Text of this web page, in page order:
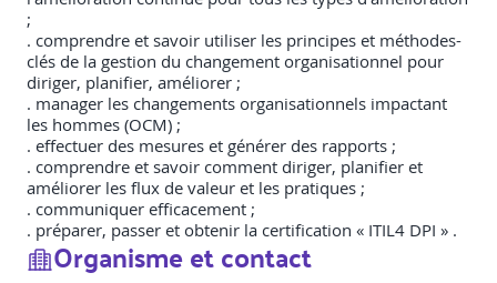
;
. comprendre et savoir utiliser les principes et méthodes-
clés de la gestion du changement organisationnel pour
diriger, planifier, améliorer ;
. manager les changements organisationnels impactant
les hommes (OCM) ;
. effectuer des mesures et générer des rapports ;
. comprendre et savoir comment diriger, planifier et
améliorer les flux de valeur et les pratiques ;
. communiquer efficacement ;
. préparer, passer et obtenir la certification « ITIL4 DPI » .
Organisme et contact